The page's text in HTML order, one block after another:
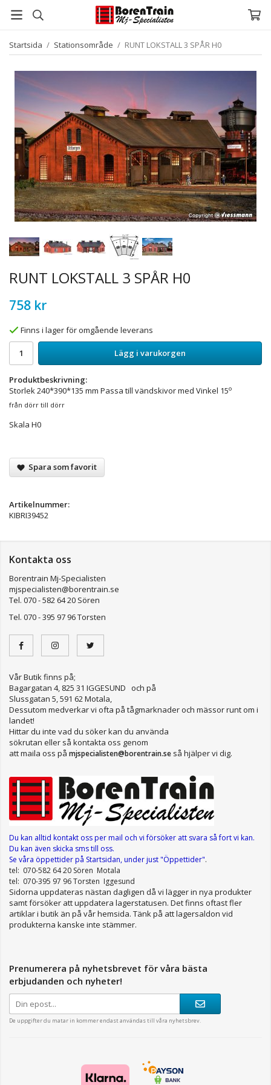
Startsida / Stationsområde / RUNT LOKSTALL 3 SPÅR H0
RUNT LOKSTALL 3 SPÅR H0
758 kr
Finns i lager för omgående leverans
Lägg i varukorgen
Produktbeskrivning:
Storlek 240*390*135 mm Passa till vändskivor med Vinkel 15o
från dörr till dörr
Skala H0
Spara som favorit
Artikelnummer:
KIBRI39452
Kontakta oss
Borentrain Mj-Specialisten
mjspecialisten@borentrain.se
Tel. 070 - 582 64 20 Sören
Tel. 070 - 395 97 96 Torsten
Vår Butik finns på;
Bagargatan 4, 825 31 IGGESUND och på
Slussgatan 5, 591 62 Motala,
Dessutom medverkar vi ofta på tågmarknader och mässor runt om i
landet!
Hittar du inte vad du söker kan du använda
sökrutan eller så kontakta oss genom
att maila oss på mjspecialisten@borentrain.se så hjälper vi dig.
Du kan alltid kontakt oss per mail och vi försöker att svara så fort vi kan.
Du kan även skicka sms till oss.
Se våra öppettiderpå Startsidan, under just "Öppettider".
tel: 070-582 64 20 Sören Motala
tel: 070-395 97 96 Torsten Iggesund
Sidorna uppdateras nästan dagligen då vi lägger in nya produkter
samt försöker att uppdatera lagerstatusen. Det finns oftast fler
artiklar i butik än på vår hemsida. Tänk på att lagersaldon vid
produkterna kanske inte stämmer.
Prenumerera på nyhetsbrevet för våra bästa
erbjudanden och nyheter!
De uppgifter du matar in kommer endast användas till våra nyhetsbrev.